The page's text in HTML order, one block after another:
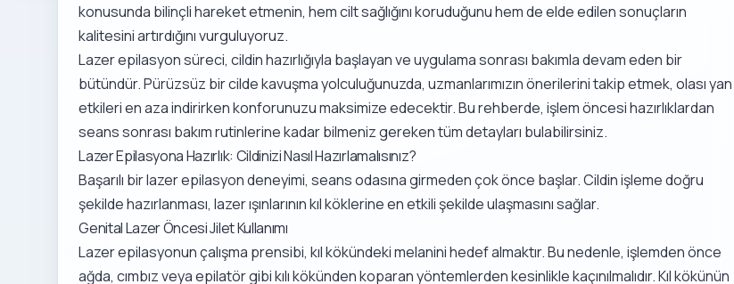
konusunda bilinçli hareket etmenin, hem cilt sağlığını koruduğunu hem de elde edilen sonuçların
kalitesini artırdığını vurguluyoruz.
Lazer epilasyon süreci, cildin hazırlığıyla başlayan ve uygulama sonrası bakımla devam eden bir
bütündür. Pürüzsüz bir cilde kavuşma yolculuğunuzda, uzmanlarımızın önerilerini takip etmek, olası yan
etkileri en aza indirirken konforunuzu maksimize edecektir. Bu rehberde, işlem öncesi hazırlıklardan
seans sonrası bakım rutinlerine kadar bilmeniz gereken tüm detayları bulabilirsiniz.
Lazer Epilasyona Hazırlık: Cildinizi Nasıl Hazırlamalısınız?
Başarılı bir lazer epilasyon deneyimi, seans odasına girmeden çok önce başlar. Cildin işleme doğru
şekilde hazırlanması, lazer ışınlarının kıl köklerine en etkili şekilde ulaşmasını sağlar.
Genital Lazer Öncesi Jilet Kullanımı
Lazer epilasyonun çalışma prensibi, kıl kökündeki melanini hedef almaktır. Bu nedenle, işlemden önce
ağda, cımbız veya epilatör gibi kılı kökünden koparan yöntemlerden kesinlikle kaçınılmalıdır. Kıl kökünün